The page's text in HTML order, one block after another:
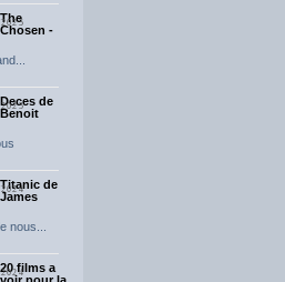
The
Chosen -
Deces de
Benoit
Titanic de
James
nous...
20 films a